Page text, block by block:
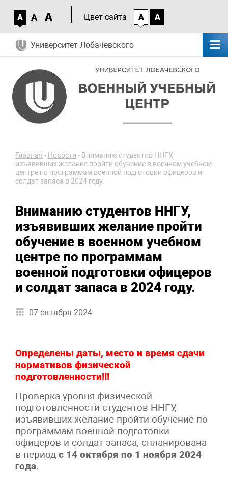
A A A Цвет сайта A A
Университет Лобачевского
Главная - Новости - Вниманию студентов ННГУ,
изъявивших желание пройти обучение в военном учебном
центре по программам военной подготовки офицеров и
солдат запаса в 2024 году.
Вниманию студентов ННГУ,
изъявивших желание пройти
обучение в военном учебном
центре по программам
военной подготовки офицеров
и солдат запаса в 2024 году.
07 октября 2024
Определены даты, место и время сдачи
нормативов физической
подготовленности!!!
Проверка уровня физической
подготовленности студентов ННГУ,
изъявивших желание пройти обучение по
программам военной подготовки
офицеров и солдат запаса, спланирована
в период с 14 октября по 1 ноября 2024
года.